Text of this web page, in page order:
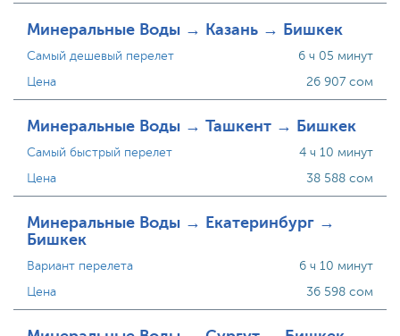
Минеральные Воды → Казань → Бишкек
Самый дешевый перелет
Цена
6 ч 05 минут
26 907 сом
Минеральные Воды → Ташкент → Бишкек
Самый быстрый перелет
Цена
4 ч 10 минут
38 588 сом
Минеральные Воды → Екатеринбург →
Бишкек
Вариант перелета
Цена
6 ч 10 минут
36 598 сом